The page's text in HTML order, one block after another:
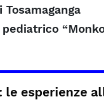
le esperienze